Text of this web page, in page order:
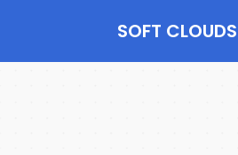
SOFT CLOUDS